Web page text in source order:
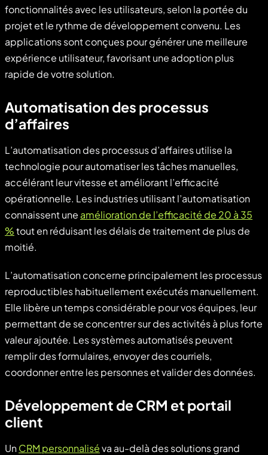
fonctionnalités avec les utilisateurs, selon la portée du
projet et le rythme de développement convenu. Les
applications sont conçues pour générer une meilleure
expérience utilisateur, favorisant une adoption plus
rapide de votre solution.
Automatisation des processus
d’affaires
L’automatisation des processus d’affaires utilise la
technologie pour automatiser les tâches manuelles,
accélérant leur vitesse et améliorant l’efficacité
opérationnelle. Les industries utilisant l’automatisation
connaissent une amélioration de l’efficacité de 20 à 35
%tout en réduisant les délais de traitement de plus de
moitié.
L’automatisation concerne principalement les processus
reproductibles habituellement exécutés manuellement.
Elle libère un temps considérable pour vos équipes, leur
permettant de se concentrer sur des activités à plus forte
valeur ajoutée. Les systèmes automatisés peuvent
remplir des formulaires, envoyer des courriels,
coordonner entre les personnes et valider des données.
Développement de CRM et portail
client
UnCRM personnaliséva au-delà des solutions grand